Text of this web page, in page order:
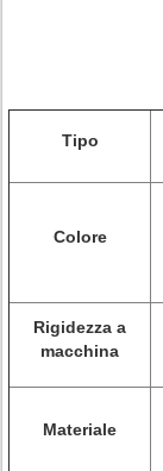
Tipo
Colore
Rigidezza a
macchina
Materiale